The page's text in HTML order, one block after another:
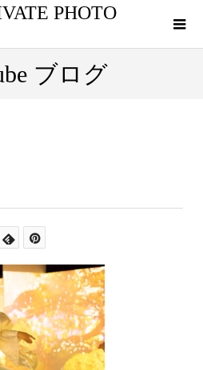
PHOTO
ブログ